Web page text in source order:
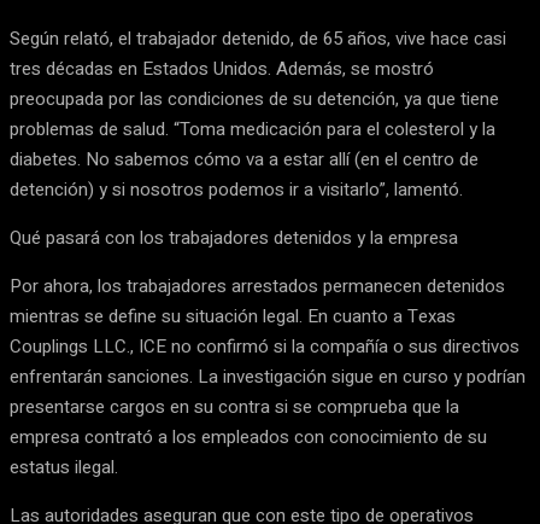
Según relató, el trabajador detenido, de 65 años, vive hace casi
tres décadas en Estados Unidos. Además, se mostró
preocupada por las condiciones de su detención, ya que tiene
problemas de salud. “Toma medicación para el colesterol y la
diabetes. No sabemos cómo va a estar allí (en el centro de
detención) y si nosotros podemos ir a visitarlo”, lamentó.
Qué pasará con los trabajadores detenidos y la empresa
Por ahora, los trabajadores arrestados permanecen detenidos
mientras se define su situación legal. En cuanto a Texas
Couplings LLC., ICE no confirmó si la compañía o sus directivos
enfrentarán sanciones. La investigación sigue en curso y podrían
presentarse cargos en su contra si se comprueba que la
empresa contrató a los empleados con conocimiento de su
estatus ilegal.
Las autoridades aseguran que con este tipo de operativos